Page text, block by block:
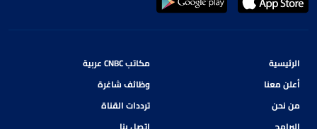
الرئيسية
أعلن معنا
من نحن
مكاتب CNBC عربية
وظائف شاغرة
ترددات القناة